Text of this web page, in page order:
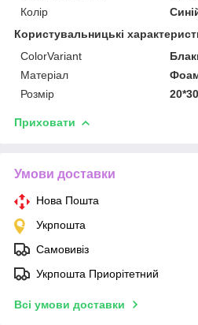
Колір
Користувальницькі
ColorVariant
Матеріал
Розмір
Приховати
Умови доставки
Нова Пошта
Укрпошта
Самовивіз
Укрпошта Приорітетний
Всі умови доставки